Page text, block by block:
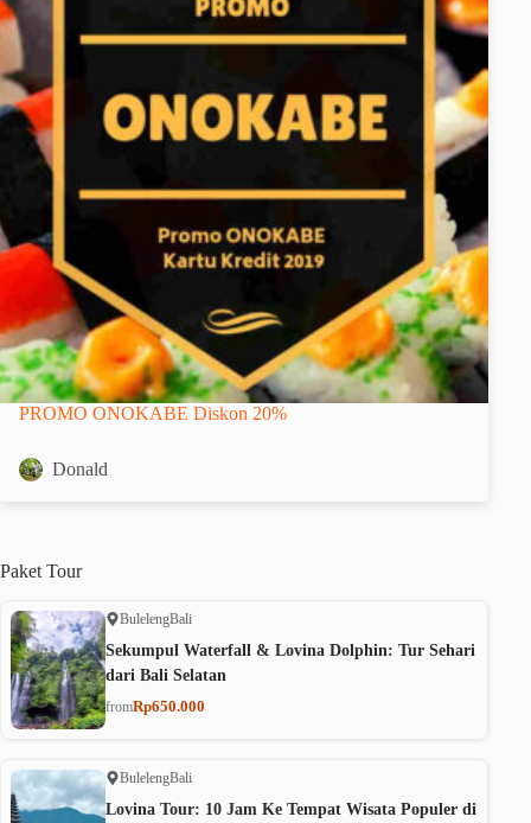
PROMO ONOKABE Diskon 20%
Donald
Paket Tour
BulelengBali
Sekumpul Waterfall & Lovina Dolphin: Tur Sehari
dari Bali Selatan
fromRp650.000
BulelengBali
Lovina Tour: 10 Jam Ke Tempat Wisata Populer di